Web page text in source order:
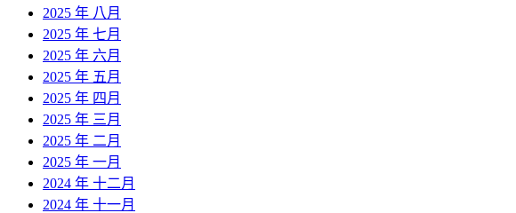
2025 年 八月
2025 年 七月
2025 年 六月
2025 年 五月
2025 年 四月
2025 年 三月
2025 年 二月
2025 年 一月
2024 年 十二月
2024 年 十一月